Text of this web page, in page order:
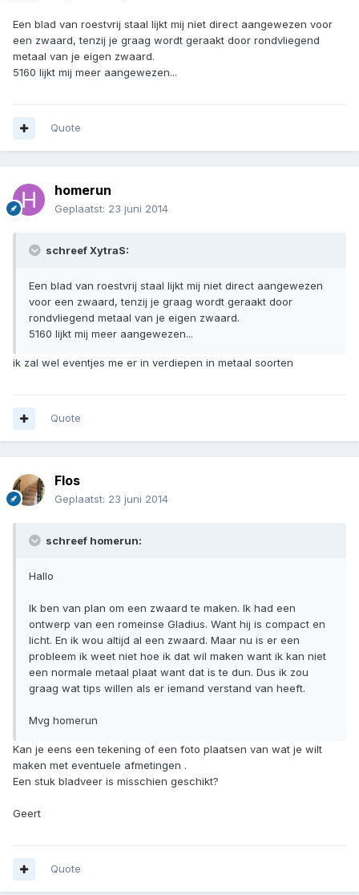
Een blad van roestvrij staal lijkt mij niet direct aangewezen voor
een zwaard, tenzij je graag wordt geraakt door rondvliegend
metaal van je eigen zwaard.
5160 lijkt mij meer aangewezen...
Quote
homerun
Geplaatst: 23 juni 2014
schreef XytraS:
Een blad van roestvrij staal lijkt mij niet direct aangewezen
voor een zwaard, tenzij je graag wordt geraakt door
rondvliegend metaal van je eigen zwaard.
5160 lijkt mij meer aangewezen...
ik zal wel eventjes me er in verdiepen in metaal soorten
Quote
Flos
Geplaatst: 23 juni 2014
schreef homerun:
Hallo
Ik ben van plan om een zwaard te maken. Ik had een
ontwerp van een romeinse Gladius. Want hij is compact en
licht. En ik wou altijd al een zwaard. Maar nu is er een
probleem ik weet niet hoe ik dat wil maken want ik kan niet
een normale metaal plaat want dat is te dun. Dus ik zou
graag wat tips willen als er iemand verstand van heeft.
Mvg homerun
Kan je eens een tekening of een foto plaatsen van wat je wilt
maken met eventuele afmetingen .
Een stuk bladveer is misschien geschikt?
Geert
Quote